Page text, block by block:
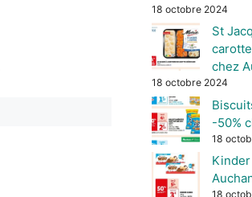
18 octobre 2024
St
chez
18 octobre 2024
-50%
18
18